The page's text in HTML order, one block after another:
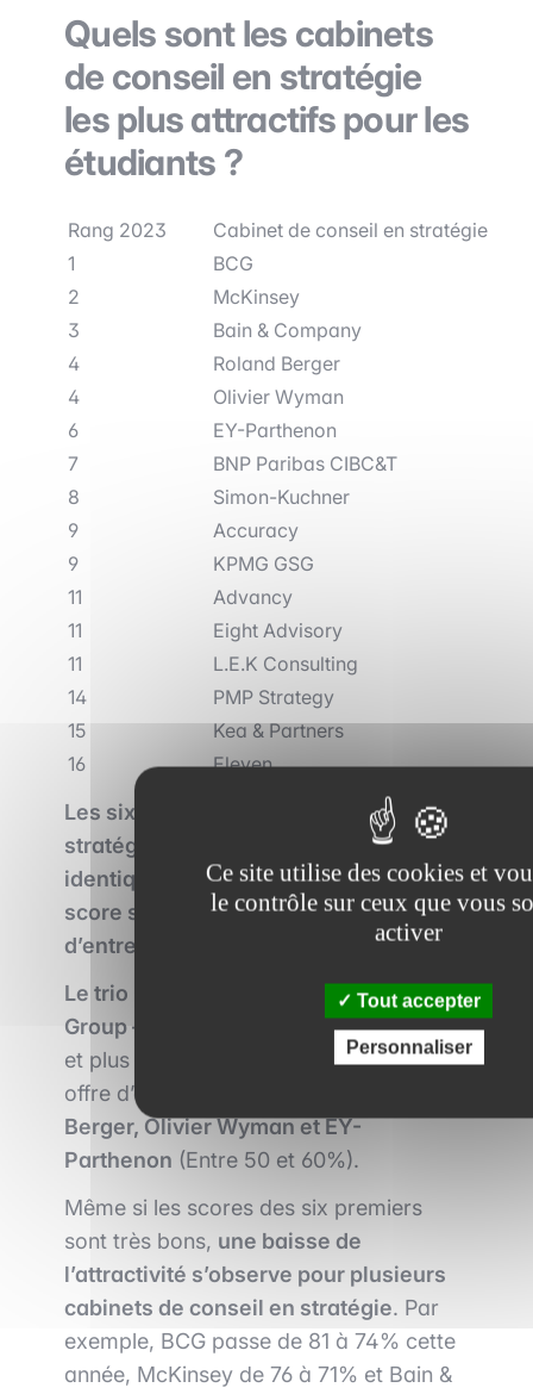
Quels sont les cabinets
de conseil en stratégie
les plus attractifs pour les
étudiants ?
Rang 2023
Cabinet de conseil en stratégie
1
BCG
2
McKinsey
3
Bain & Company
4
Roland Berger
4
Olivier Wyman
6
EY-Parthenon
7
BNP Paribas CIBC&T
8
Simon-Kuchner
9
Accuracy
9
KPMG GSG
11
Advancy
11
Eight Advisory
11
L.E.K Consulting
14
PMP Strategy
15
Kea & Partners
16
Eleven
Les six premiers cabinets de conseil en
stratégie les plus attractifs
sont
identiques à l’année dernière, avec un
score supérieur à 50% pour chacun
d’entre eux.
Le trio McKinsey – Boston Consulting
Group – Bain est le plus demandé(70%
et plus de oui pour l’acceptation d’une
offre d’emploi), suivi ensuite par
Berger, Olivier Wyman et EY-
Parthenon (Entre 50 et 60%).
Même si les scores des six premiers
sont très bons, une baisse de
l’attractivité s’observe pour plusieurs
cabinets de conseil en stratégie. Par
exemple, BCG passe de 81 à 74% cette
année, McKinsey de 76 à 71% et Bain &
Ce site utilise des cookies et
le contrôle sur ceux que vous
activer
Tout accepter
Personnaliser